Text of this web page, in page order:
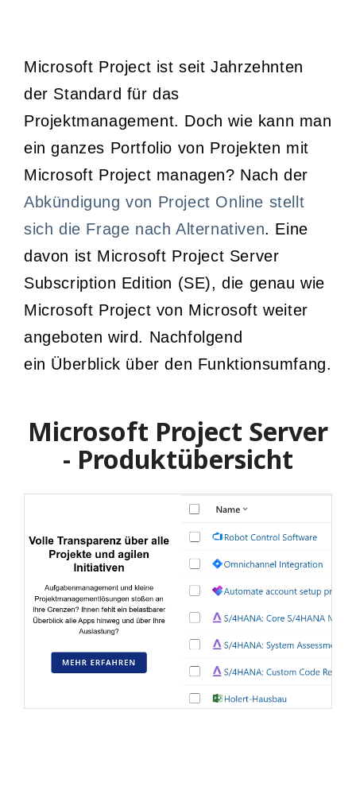
Microsoft Project ist seit Jahrzehnten
der Standard für das
Projektmanagement. Doch wie kann man
ein ganzes Portfolio von Projekten mit
Microsoft Project managen? Nach der
Abkündigung von Project Online stellt
sich die Frage nach Alternativen. Eine
davon ist Microsoft Project Server
Subscription Edition (SE), die genau wie
Microsoft Project von Microsoft weiter
angeboten wird. Nachfolgend
ein Überblick über den Funktionsumfang.
Microsoft Project Server
- Produktübersicht